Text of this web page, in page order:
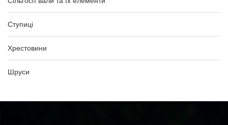
Ступиці
Хрестовини
Шруси